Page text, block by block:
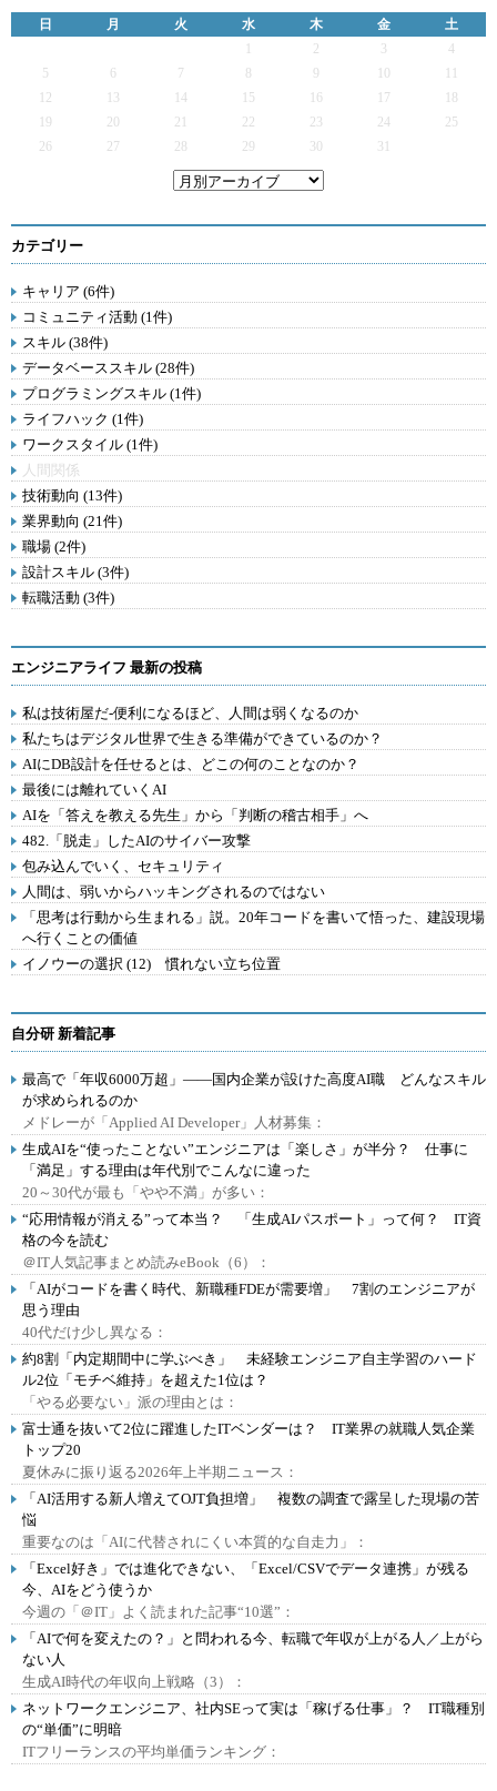
日 月 火 水 木 金
土
2 3
4
5
6 7 9
12
13 14 15 16 17
19
20 21 22 23 24
25
26
27 28 29 30 31
カテゴリー
キャリア (6件)
コミュニティ活動 (1件)
スキル (38件)
データベーススキル (28件)
プログラミングスキル (1件)
ライフハック (1件)
ワークスタイル (1件)
人間関係
技術動向 (13件)
業界動向 (21件)
職場 (2件)
設計スキル (3件)
転職活動 (3件)
エンジニアライフ 最新の投稿
私は技術屋だ-便利になるほど、人間は弱くなるのか
私たちはデジタル世界で生きる準備ができているのか？
AIにDB設計を任せるとは、どこの何のことなのか？
最後には離れていくAI
AIを「答えを教える先生」から「判断の稽古相手」へ
482.「脱走」したAIのサイバー攻撃
包み込んでいく、セキュリティ
人間は、弱いからハッキングされるのではない
「思考は行動から生まれる」説。20年コードを書いて悟った、建設現場
へ行くことの価値
イノウーの選択 (12) 慣れない立ち位置
自分研 新着記事
最高で「年収6000万超」――国内企業が設けた高度AI職 どんなスキル
が求められるのか
メドレーが「Applied AI Developer」人材募集：
生成AIを“使ったことない”エンジニアは「楽しさ」が半分？ 仕事に
「満足」する理由は年代別でこんなに違った
20～30代が最も「やや不満」が多い：
“応用情報が消える”って本当？ 「生成AIパスポート」って何？ IT資
格の今を読む
＠IT人気記事まとめ読みeBook（6）：
「AIがコードを書く時代、新職種FDEが需要増」 7割のエンジニアが
思う理由
40代だけ少し異なる：
約8割「内定期間中に学ぶべき」 未経験エンジニア自主学習のハード
ル2位「モチベ維持」を超えた1位は？
「やる必要ない」派の理由とは：
富士通を抜いて2位に躍進したITベンダーは？ IT業界の就職人気企業
トップ20
夏休みに振り返る2026年上半期ニュース：
「AI活用する新人増えてOJT負担増」 複数の調査で露呈した現場の苦
悩
重要なのは「AIに代替されにくい本質的な自走力」：
「Excel好き」では進化できない、「Excel/CSVでデータ連携」が残る
今、AIをどう使うか
今週の「＠IT」よく読まれた記事“10選”：
「AIで何を変えたの？」と問われる今、転職で年収が上がる人／上がら
ない人
生成AI時代の年収向上戦略（3）：
ネットワークエンジニア、社内SEって実は「稼げる仕事」？ IT職種別
の“単価”に明暗
ITフリーランスの平均単価ランキング：